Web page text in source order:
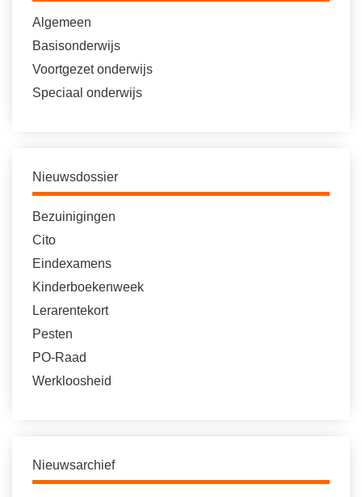
Algemeen
Basisonderwijs
Voortgezet onderwijs
Speciaal onderwijs
Nieuwsdossier
Bezuinigingen
Cito
Eindexamens
Kinderboekenweek
Lerarentekort
Pesten
PO-Raad
Werkloosheid
Nieuwsarchief